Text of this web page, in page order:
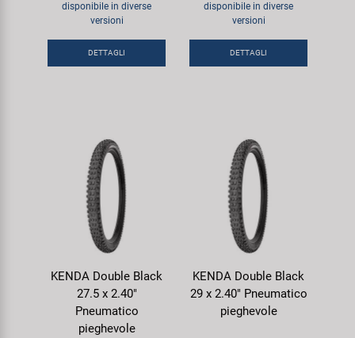
disponibile in diverse
versioni
DETTAGLI
disponibile in diverse
versioni
DETTAGLI
KENDA Double Black
27.5 x 2.40"
Pneumatico
pieghevole
KENDA Double Black
29 x 2.40" Pneumatico
pieghevole